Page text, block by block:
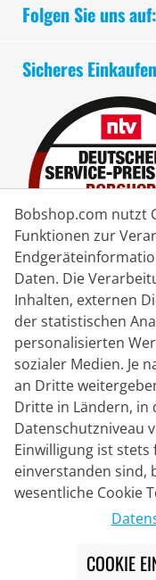
Kontakt
Livechat
Mo - Fr: 8:30 bis
Whatsapp
Rückruf
Folgen Sie uns auf:
Sicheres Einkaufen
Lieferpartner
Bobshop.com nutzt
Funktionen zur
Daten. Die
Inhalten, externen
der statistischen
personalisierten
sozialer Medien. Je
an Dritte
Dritte in Ländern, in
Datenschutzniveau
Einwilligung ist stets
einverstanden sind,
wesentliche Cookie
COOKIE